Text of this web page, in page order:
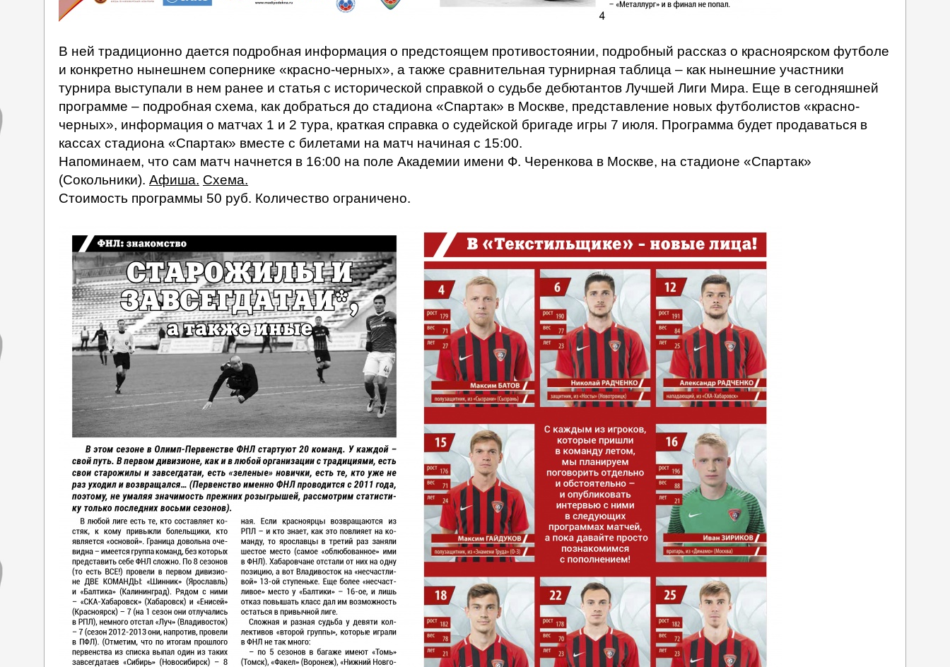
В ней традиционно дается подробная информация о предстоящем противостоянии, подробный рассказ о красноярском футболе
и конкретно нынешнем сопернике «красно-черных», а также сравнительная турнирная таблица – как нынешние участники
турнира выступали в нем ранее и статья с исторической справкой о судьбе дебютантов Лучшей Лиги Мира. Еще в сегодняшней
программе – подробная схема, как добраться до стадиона «Спартак» в Москве, представление новых футболистов «красно-
черных», информация о матчах 1 и 2 тура, краткая справка о судейской бригаде игры 7 июля. Программа будет продаваться в
кассах стадиона «Спартак» вместе с билетами на матч начиная с 15:00.
Напоминаем, что сам матч начнется в 16:00 на поле Академии имени Ф. Черенкова в Москве, на стадионе «Спартак»
(Сокольники). Афиша. Схема.
Стоимость программы 50 руб. Количество ограничено.